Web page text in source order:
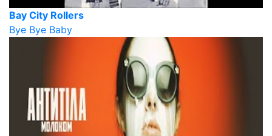
Bay City Rollers
Bye Bye Baby